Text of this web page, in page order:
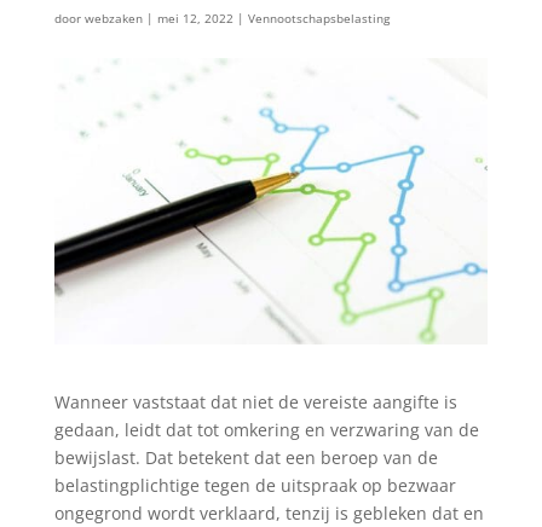
door webzaken| mei 12, 2022 | Vennootschapsbelasting
Wanneer vaststaat dat niet de vereiste aangifte is
gedaan, leidt dat tot omkering en verzwaring van de
bewijslast. Dat betekent dat een beroep van de
belastingplichtige tegen de uitspraak op bezwaar
ongegrond wordt verklaard, tenzij is gebleken dat en